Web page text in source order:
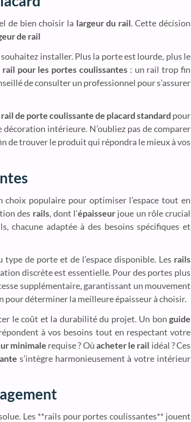
de bien choisir la largeur du rail. Cette décision
de rail
installer. Plus la porte est lourde, plus le
rail pour les portes coulissantes : un rail trop fin
de consulter un professionnel pour s’assurer
rail de porte coulissante de placard standard pour
intérieure. N’oubliez pas de comparer
de trouver le produit qui répondra le mieux à vos
choix populaire pour optimiser l’espace tout en
des rails, dont l’épaisseur joue un rôle crucial
chacune adaptée à des besoins spécifiques et
de porte et de l’espace disponible. Les rails
discrète est essentielle. Pour des portes plus
supplémentaire, garantissant un mouvement
déterminer la meilleure épaisseur à choisir.
le coût et la durabilité du projet. Un bon guide
à vos besoins tout en respectant votre
minimale requise ? Oùacheter le rail idéal ? Ces
s’intègre harmonieusement à votre intérieur
Les **rails pour portes coulissantes** jouent